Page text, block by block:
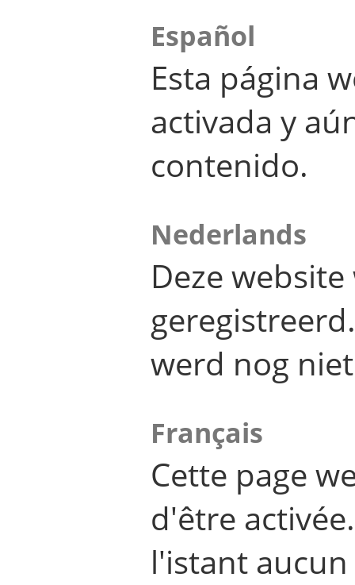
Español
Esta página
activada y
contenido.
Nederlands
Deze
werd nog
Français
Cette page
d'être
l'istant